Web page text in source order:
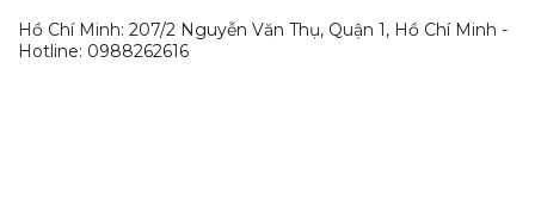
Hồ Chí Minh: 207/2 Nguyễn Văn Thụ, Quận 1, Hồ Chí Minh -
Hotline: 0988262616